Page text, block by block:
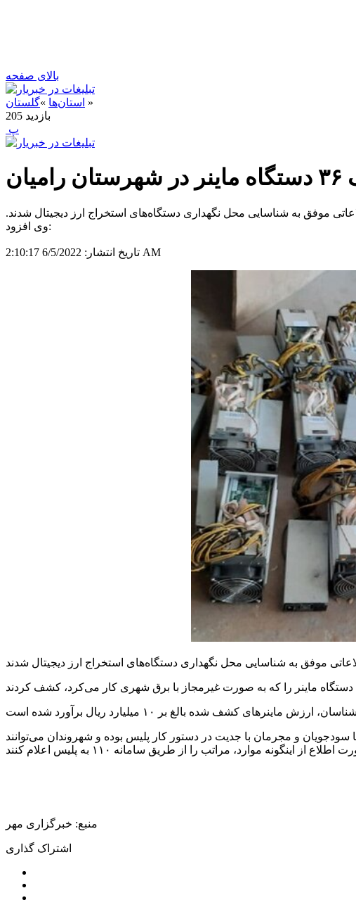
بالای صفحه
استان‌ها »گلستان
»
205 بازدید
‍ پ
موفق به شناسایی محل نگهداری دستگاه‌های استخراج ارز دیجیتال شدند.
وی افزود:
تاریخ انتشار: 6/5/2022 2:10:17 AM
و مجرمان با جدیت در دستور کار پلیس بوده و شهروندان می‌توانند
منبع: خبرگزاری مهر
اشتراک گذاری